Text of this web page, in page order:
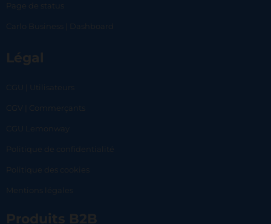
Page de status
Carlo Business | Dashboard
Légal
CGU | Utilisateurs
CGV | Commerçants
CGU Lemonway
Politique de confidentialité
Politique des cookies
Mentions légales
Produits B2B